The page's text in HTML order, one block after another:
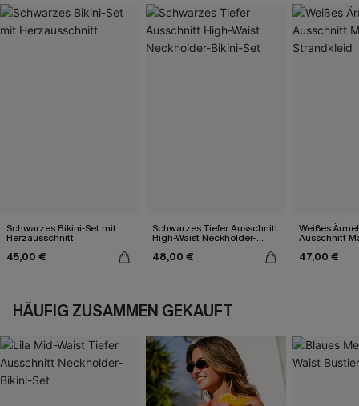
Schwarzes Bikini-Set mit
Herzausschnitt
45,00 €
Schwarzes Tiefer Ausschnitt
High-Waist Neckholder-
Bikini-Set
48,00 €
Weißes
Ausschnitt
47,00 €
HÄUFIG ZUSAMMEN GEKAUFT